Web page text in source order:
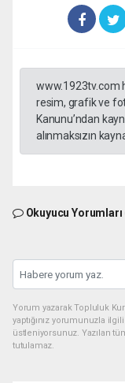
www.1923tv.com
resim, grafik ve
Kanunu’ndan
alınmaksızın
Okuyucu Yorumları
Yorum yazarak Topluluk
yaptığınız yorumunuzla
üstleniyorsunuz. Yazılan
tutulamaz.